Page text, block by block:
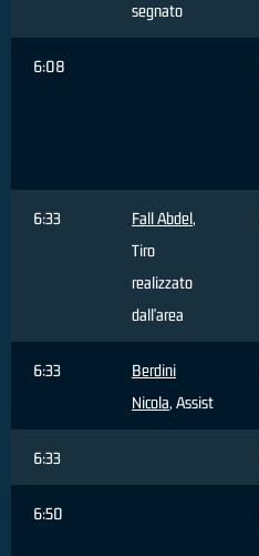
segnato
6:08
6:33 Fall Abdel,
Tiro
realizzato
dall'area
6:33
Berdini
Nicola, Assist
6:33
6:50